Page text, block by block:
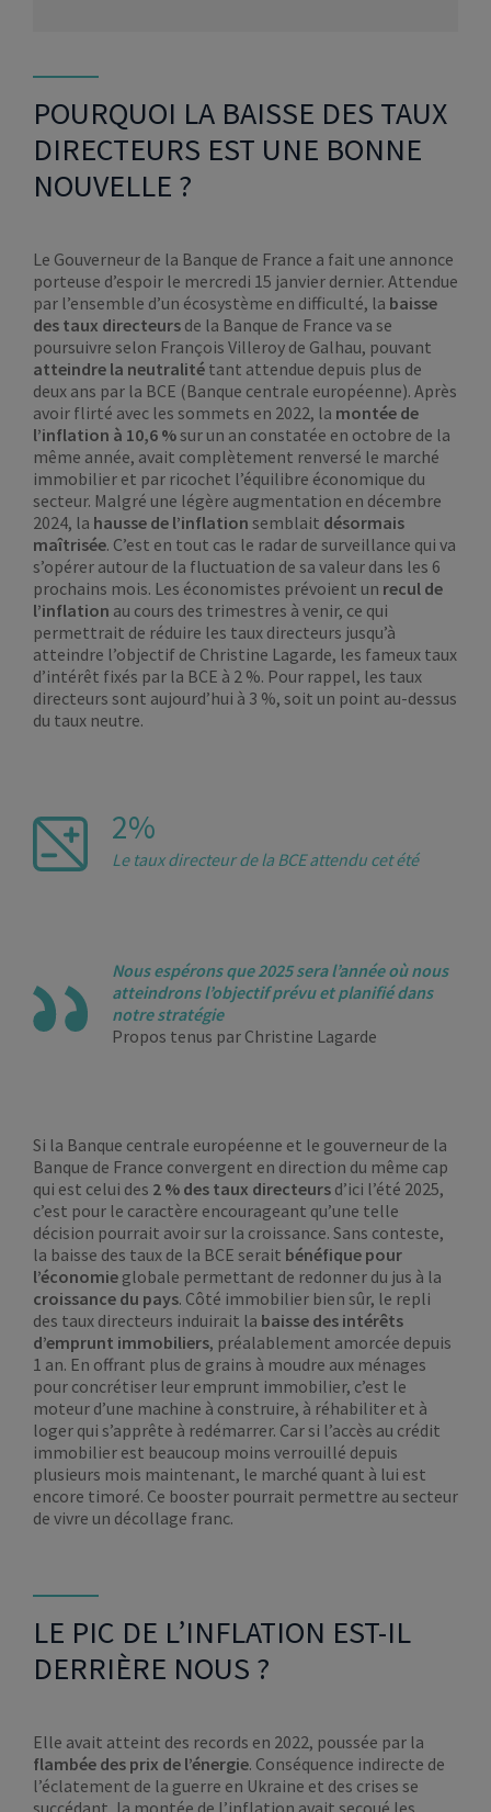
POURQUOI LA BAISSE DES TAUX
DIRECTEURS EST UNE BONNE
NOUVELLE ?
Le Gouverneur de la Banque de France a fait une annonce
porteuse d’espoir le mercredi 15 janvier dernier. Attendue
par l’ensemble d’un écosystème en difficulté, la baisse
des taux directeurs de la Banque de France va se
poursuivre selon François Villeroy de Galhau, pouvant
atteindre la neutralité tant attendue depuis plus de
deux ans par la BCE (Banque centrale européenne). Après
avoir flirté avec les sommets en 2022, la montée de
l’inflation à 10,6 %sur un an constatée en octobre de la
même année, avait complètement renversé le marché
immobilier et par ricochet l’équilibre économique du
secteur. Malgré une légère augmentation en décembre
2024, la hausse de l’inflation semblait désormais
maîtrisée. C’est en tout cas le radar de surveillance qui va
s’opérer autour de la fluctuation de sa valeur dans les 6
prochains mois. Les économistes prévoient un recul de
l’inflation au cours des trimestres à venir, ce qui
permettrait de réduire les taux directeurs jusqu’à
atteindre l’objectif de Christine Lagarde, les fameux taux
d’intérêt fixés par la BCE à 2 %. Pour rappel, les taux
directeurs sont aujourd’hui à 3 %, soit un point au-dessus
du taux neutre.
2%
Le taux directeur de la BCE attendu cet été
Nous espérons que 2025 sera l’année où nous
atteindrons l’objectif prévu et planifié dans
notre stratégie
Propos tenus par Christine Lagarde
Si la Banque centrale européenne et le gouverneur de la
Banque de France convergent en direction du même cap
qui est celui des 2 % des taux directeurs d’ici l’été 2025,
c’est pour le caractère encourageant qu’une telle
décision pourrait avoir sur la croissance. Sans conteste,
la baisse des taux de la BCE serait bénéfique pour
l’économie globale permettant de redonner du jus à la
croissance du pays. Côté immobilier bien sûr, le repli
des taux directeurs induirait la baisse des intérêts
d’emprunt immobiliers, préalablement amorcée depuis
1 an. En offrant plus de grains à moudre aux ménages
pour concrétiser leur emprunt immobilier, c’est le
moteur d’une machine à construire, à réhabiliter et à
loger qui s’apprête à redémarrer. Car si l’accès au crédit
immobilier est beaucoup moins verrouillé depuis
plusieurs mois maintenant, le marché quant à lui est
encore timoré. Ce booster pourrait permettre au secteur
de vivre un décollage franc.
LE PIC DE L’INFLATION EST-IL
DERRIÈRE NOUS ?
Elle avait atteint des records en 2022, poussée par la
flambée des prix de l’énergie. Conséquence indirecte de
l’éclatement de la guerre en Ukraine et des crises se
succédant, la montée de l’inflation avait secoué les